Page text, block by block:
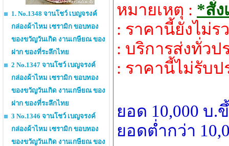
1. No.1348 จานโชว์ เบญจรงค์
กล่องผ้าไหม เซรามิก ขอบทอง
ของขวัญวันเกิด งานเกษียณ ของ
ฝาก ของที่ระลึกไทย
2 No.1347 จานโชว์ เบญจรงค์
กล่องผ้าไหม เซรามิก ขอบทอง
ของขวัญวันเกิด งานเกษียณ ของ
ฝาก ของที่ระลึกไทย
3 No.1346 จานโชว์ เบญจรงค์
กล่องผ้าไหม เซรามิก ขอบทอง
ของขวัญวันเกิด งานเกษียณ ของ
หมายเหตุ : *สั่ง
: ราคานี้ยังไม่
: บริการส่งทั่วป
: ราคานี้ไม่รับ
ยอด 10,000 บ
ยอดต่ำกว่า